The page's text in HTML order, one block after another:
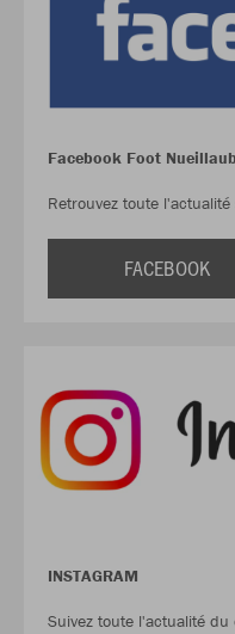
Facebook Foot
Retrouvez toute l'actualité
FACEBOOK
INSTAGRAM
Suivez toute l'actualité du